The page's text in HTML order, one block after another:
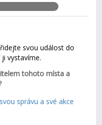
svou událost do
vystavíme.
tohoto místa a
správu a své akce